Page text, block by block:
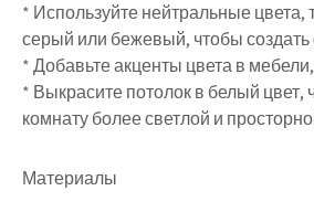
* Используйте нейтральные цвета,
серый или бежевый, чтобы создать
* Добавьте акценты цвета в
* Выкрасите потолок в белый цвет,
комнату более светлой и
Материалы